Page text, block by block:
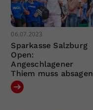
06.07.2023
Sparkasse Salzburg
Open:
Angeschlagener
Thiem muss absagen